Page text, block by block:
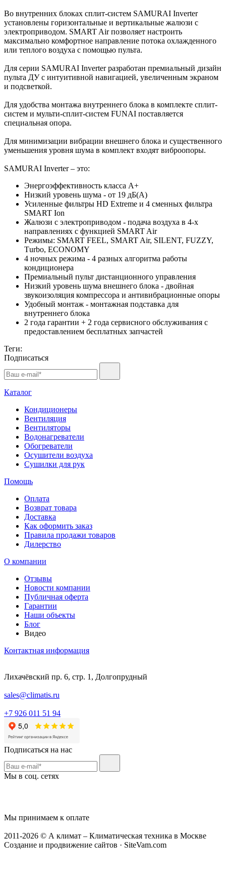
Во внутренних блоках сплит-систем SAMURAI Inverter
установлены горизонтальные и вертикальные жалюзи с
электроприводом. SMART Air позволяет настроить
максимально комфортное направление потока охлажденного
или теплого воздуха с помощью пульта.
Для серии SAMURAI Inverter разработан премиальный дизайн
пульта ДУ с интуитивной навигацией, увеличенным экраном
и подсветкой.
Для удобства монтажа внутреннего блока в комплекте сплит-
систем и мульти-сплит-систем FUNAI поставляется
специальная опора.
Для минимизации вибрации внешнего блока и существенного
уменьшения уровня шума в комплект входят виброопоры.
SAMURAI Inverter – это:
Энергоэффективность класса А+
Низкий уровень шума - от 19 дБ(А)
Усиленные фильтры HD Extreme и 4 сменных фильтра
SMART Ion
Жалюзи с электроприводом - подача воздуха в 4-х
направлениях с функцией SMART Air
Режимы: SMART FEEL, SMART Air, SILENT, FUZZY,
Тurbo, ECONOMY
4 ночных режима - 4 разных алгоритма работы
кондиционера
Премиальный пульт дистанционного управления
Низкий уровень шума внешнего блока - двойная
звукоизоляция компрессора и антивибрационные опоры
Удобный монтаж - монтажная подставка для
внутреннего блока
2 года гарантии + 2 года сервисного обслуживания с
предоставлением бесплатных запчастей
Теги:
Подписаться
Каталог
Кондиционеры
Вентиляция
Вентиляторы
Водонагреватели
Обогреватели
Осушители воздуха
Сушилки для рук
Помощь
Оплата
Возврат товара
Доставка
Как оформить заказ
Правила продажи товаров
Дилерство
О компании
Отзывы
Новости компании
Публичная оферта
Гарантии
Наши объекты
Блог
Видео
Контактная информация
Лихачёвский пр. 6, стр. 1, Долгопрудный
sales@climatis.ru
+7 926 011 51 94
Подписаться на нас
Мы в соц. сетях
Мы принимаем к оплате
2011-2026 © А климат – Климатическая техника в Москве
Создание и продвижение сайтов · SiteVam.com